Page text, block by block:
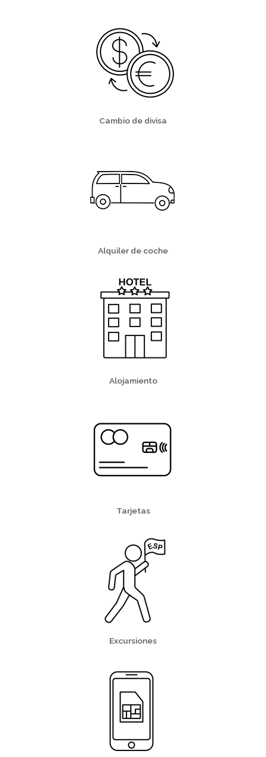
Cambio de divisa
Alquiler de coche
Alojamiento
Tarjetas
Excursiones